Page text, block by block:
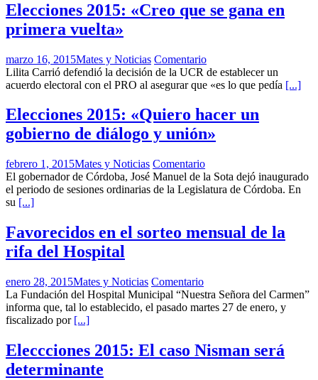
Elecciones 2015: «Creo que se gana en
primera vuelta»
marzo 16, 2015Mates y Noticias Comentario
Lilita Carrió defendió la decisión de la UCR de establecer un
acuerdo electoral con el PRO al asegurar que «es lo que pedía [...]
Elecciones 2015: «Quiero hacer un
gobierno de diálogo y unión»
febrero 1, 2015Mates y Noticias Comentario
El gobernador de Córdoba, José Manuel de la Sota dejó inaugurado
el periodo de sesiones ordinarias de la Legislatura de Córdoba. En
su [...]
Favorecidos en el sorteo mensual de la
rifa del Hospital
enero 28, 2015Mates y Noticias Comentario
La Fundación del Hospital Municipal “Nuestra Señora del Carmen”
informa que, tal lo establecido, el pasado martes 27 de enero, y
fiscalizado por [...]
Eleccciones 2015: El caso Nisman será
determinante